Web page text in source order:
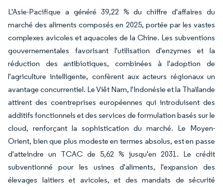
L'Asie-Pacifique a généré 39,22 % du chiffre d'affaires du
marché des aliments composés en 2025, portée par les vastes
complexes avicoles et aquacoles de la Chine. Les subventions
gouvernementales favorisant l'utilisation d'enzymes et la
réduction des antibiotiques, combinées à l'adoption de
l'agriculture intelligente, confèrent aux acteurs régionaux un
avantage concurrentiel. Le Viêt Nam, l'Indonésie et la Thaïlande
attirent des coentreprises européennes qui introduisent des
additifs fonctionnels et des services de formulation basés sur le
cloud, renforçant la sophistication du marché. Le Moyen-
Orient, bien que plus modeste en termes absolus, est en passe
d'atteindre un TCAC de 5,62 % jusqu'en 2031. Le crédit
subventionné pour les usines d'aliments, l'expansion des
élevages laitiers et avicoles, et des mandats de sécurité